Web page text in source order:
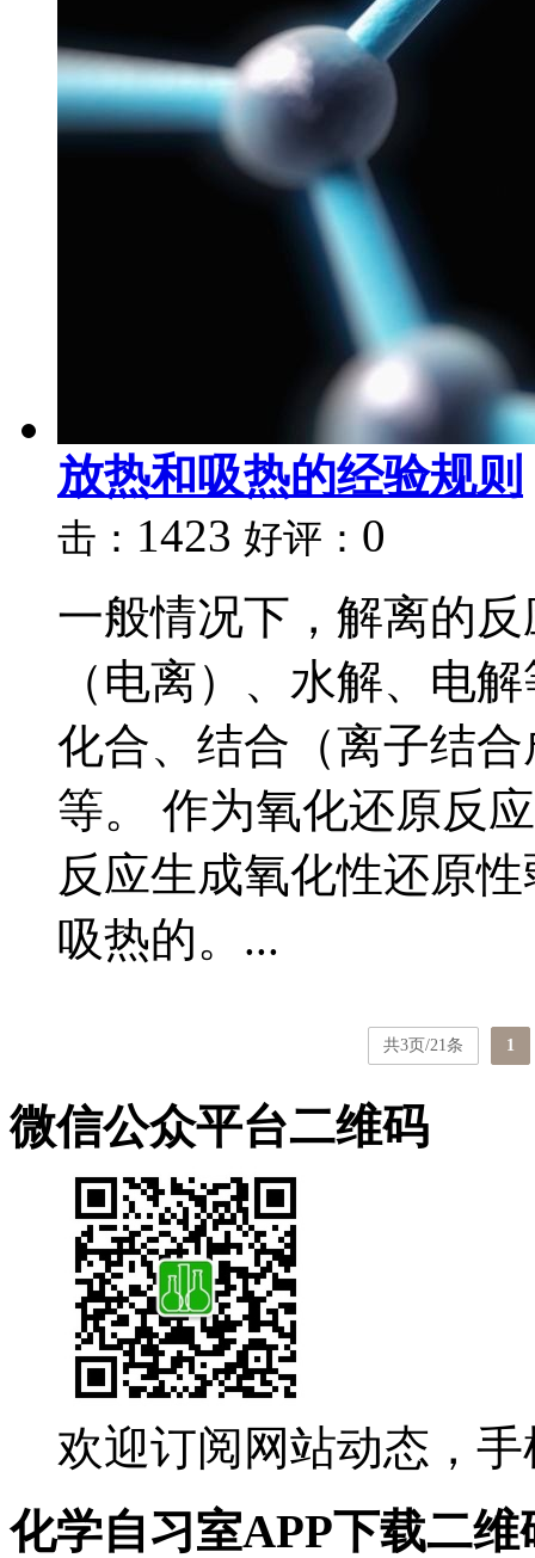
放热和吸热的经验规则
击： 1423 好评： 0
一般情况下，解离的
（电离）、水解、电
化合、结合（离子结
等。 作为氧化还原反
反应生成氧化性还原
吸热的。...
共3页/21条 1
微信公众平台二维码
欢迎订阅网站动态，
化学自习室APP下载二维